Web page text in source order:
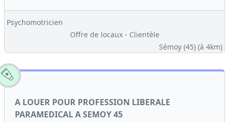
Psychomotricien
Offre de locaux - Clientèle
Sémoy (45) (à 4km)
A LOUER POUR PROFESSION LIBERALE
PARAMEDICAL A SEMOY 45